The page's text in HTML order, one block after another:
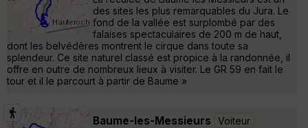
des sites les plus remarquables du Jura. Le
fond de la vallée est surplombé par des
falaises spectaculaires de 200 m de haut,
dont les belvédères montrent le cirque dans toute sa
splendeur. Ce site naturel classé est propice à la randonnée, il
offre en outre de nombreux lieux à visiter. Le GR 59 en fait le
tour et il le parcourt à partir de Baume »
Baume-les-Messieurs Voiteur